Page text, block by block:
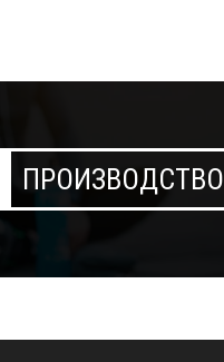
ПРОИЗВОДСТВО